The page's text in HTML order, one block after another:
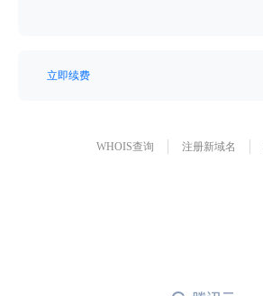
立即续费
WHOIS查询 注册新域名